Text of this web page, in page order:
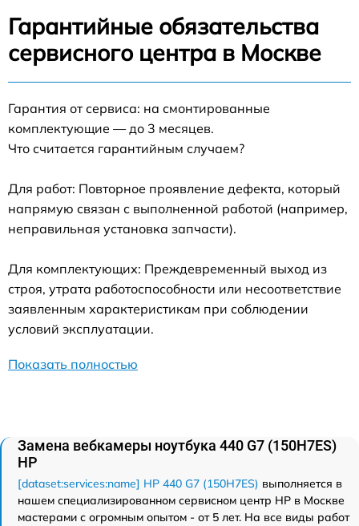
Гарантийные обязательства
сервисного центра в Москве
Гарантия от сервиса: на смонтированные
комплектующие — до 3 месяцев.
Что считается гарантийным случаем?
Для работ: Повторное проявление дефекта, который
напрямую связан с выполненной работой (например,
неправильная установка запчасти).
Для комплектующих: Преждевременный выход из
строя, утрата работоспособности или несоответствие
заявленным характеристикам при соблюдении
условий эксплуатации.
Показать полностью
Замена вебкамеры ноутбука 440 G7 (150H7ES)
HP
[dataset:services:name] HP 440 G7 (150H7ES) выполняется в
нашем специализированном сервисном центр HP в Москве
мастерами с огромным опытом - от 5 лет. На все виды работ